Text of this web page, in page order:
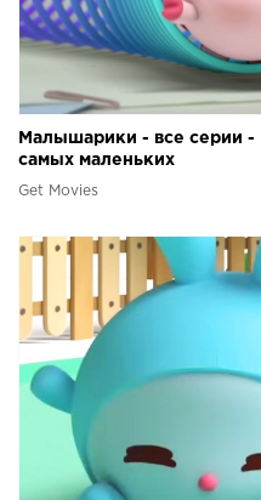
Малышарики - все серии -
самых маленьких
Get Movies